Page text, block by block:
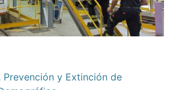
Prevención y Extinción de